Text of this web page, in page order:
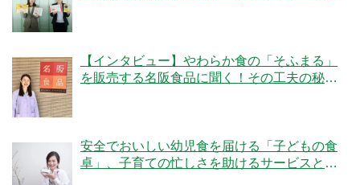
【インタビュー】やわらか食の「そふまる」
を販売する名阪食品に聞く！その工夫の秘密
安全でおいしい幼児食を届ける「子どもの食
卓」、子育ての忙しさを助けるサービスと